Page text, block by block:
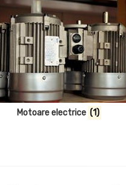
Motoare electrice (1)